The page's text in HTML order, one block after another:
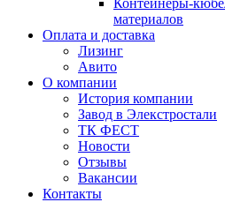
Контейнеры-
материалов
Оплата и доставка
Лизинг
Авито
О компании
История компании
Завод в Элекстростали
ТК ФЕСТ
Новости
Отзывы
Вакансии
Контакты